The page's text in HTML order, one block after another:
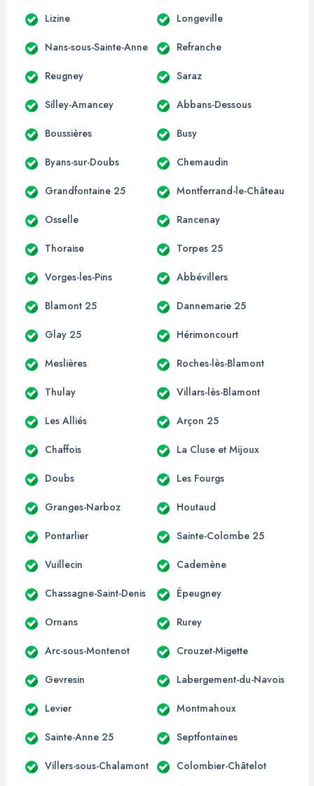
Lizine Longeville
Nans-sous-Sainte-Anne Refranche
Reugney Saraz
Silley-Amancey Abbans-Dessous
Boussières Busy
Byans-sur-Doubs Chemaudin
Grandfontaine 25 Montferrand-le-Château
Osselle Rancenay
Thoraise Torpes 25
Vorges-les-Pins Abbévillers
Blamont 25 Dannemarie 25
Glay 25 Hérimoncourt
Meslières Roches-lès-Blamont
Thulay Villars-lès-Blamont
Les Alliés Arçon 25
Chaffois La Cluse et Mijoux
Doubs Les Fourgs
Granges-Narboz Houtaud
Pontarlier Sainte-Colombe 25
Vuillecin Cademène
Chassagne-Saint-Denis Épeugney
Ornans Rurey
Arc-sous-Montenot Crouzet-Migette
Gevresin Labergement-du-Navois
Levier Montmahoux
Sainte-Anne 25 Septfontaines
Villers-sous-Chalamont Colombier-Châtelot